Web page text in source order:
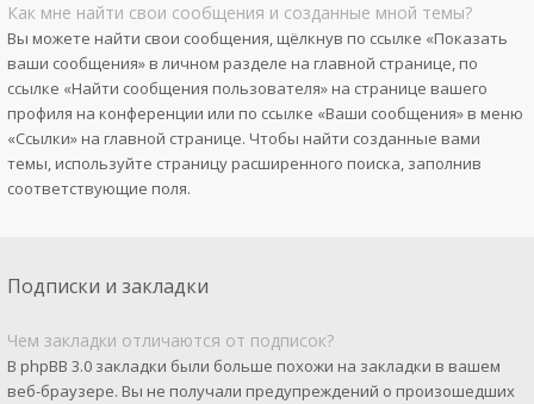
Как мне найти свои сообщения и созданные мной темы?
Вы можете найти свои сообщения, щёлкнув по ссылке «Показать
ваши сообщения» в личном разделе на главной странице, по
ссылке «Найти сообщения пользователя» на странице вашего
профиля на конференции или по ссылке «Ваши сообщения» в меню
«Ссылки» на главной странице. Чтобы найти созданные вами
темы, используйте страницу расширенного поиска, заполнив
соответствующие поля.
Подписки и закладки
Чем закладки отличаются от подписок?
В phpBB 3.0 закладки были больше похожи на закладки в вашем
веб-браузере. Вы не получали предупреждений о произошедших